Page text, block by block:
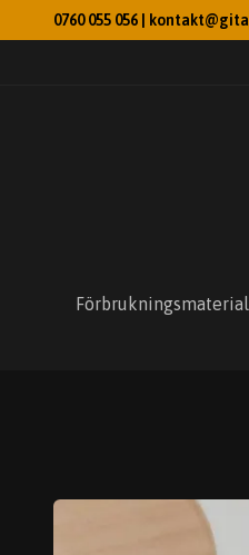
0760 055 056 |
Förbrukningsmaterial